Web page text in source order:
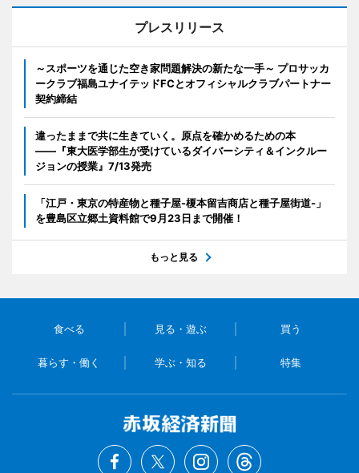
プレスリリース
～スポーツを通じた空き家問題解決の新たな一手～ プロサッカ
ークラブ福島ユナイテッドFCとオフィシャルクラブパートナー
契約締結
違ったままで共に生きていく。原点を確かめるための本
――『東大医学部生が受けているダイバーシティ＆インクルー
ジョンの授業』7/13発売
「江戸・東京の特産物と種子屋-榎本留吉商店と種子屋街道-」
を豊島区立郷土資料館で9月23日まで開催！
もっと見る
食べる 見る・遊ぶ 買う
暮らす・働く 学ぶ・知る 特集